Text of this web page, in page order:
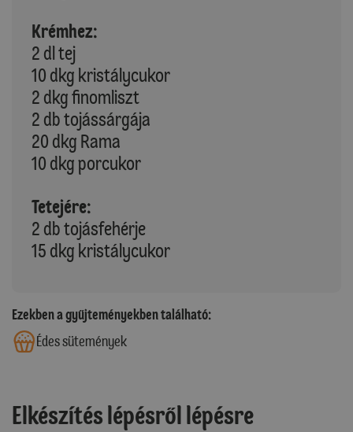
Krémhez:
2 dl tej
10 dkg kristálycukor
2 dkg finomliszt
2 db tojássárgája
20 dkg Rama
10 dkg porcukor
Tetejére:
2 db tojásfehérje
15 dkg kristálycukor
Ezekben a gyűjteményekben található:
Édes sütemények
Elkészítés lépésről lépésre